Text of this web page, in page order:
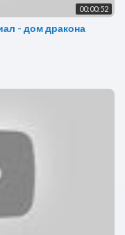
00:00:52
- дом дракона